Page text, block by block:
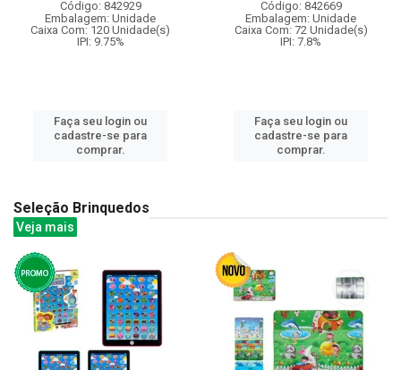
Código: 842929
Embalagem: Unidade
Caixa Com: 120 Unidade(s)
IPI: 9.75%
Faça seu login ou
cadastre-se para
comprar.
Código: 842669
Embalagem: Unidade
Caixa Com: 72 Unidade(s)
IPI: 7.8%
Faça seu login ou
cadastre-se para
comprar.
Seleção Brinquedos
Veja mais